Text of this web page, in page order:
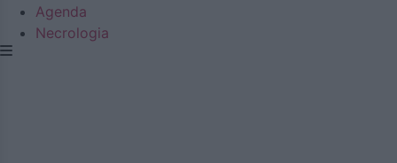
Agenda
Necrologia